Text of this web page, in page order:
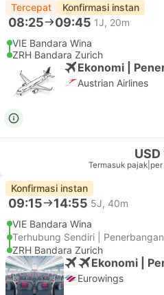
Tercepat Konfirmasi instan
08:25 09:45 1J, 20m
VIE Bandara Wina
ZRH Bandara Zurich
Ekonomi |
Austrian Airlines
Termasuk pajak
Konfirmasi instan
09:15 14:55 5J, 40m
VIE Bandara Wina
Terhubung Sendiri |
ZRH Bandara Zurich
Ekonomi |
Eurowings